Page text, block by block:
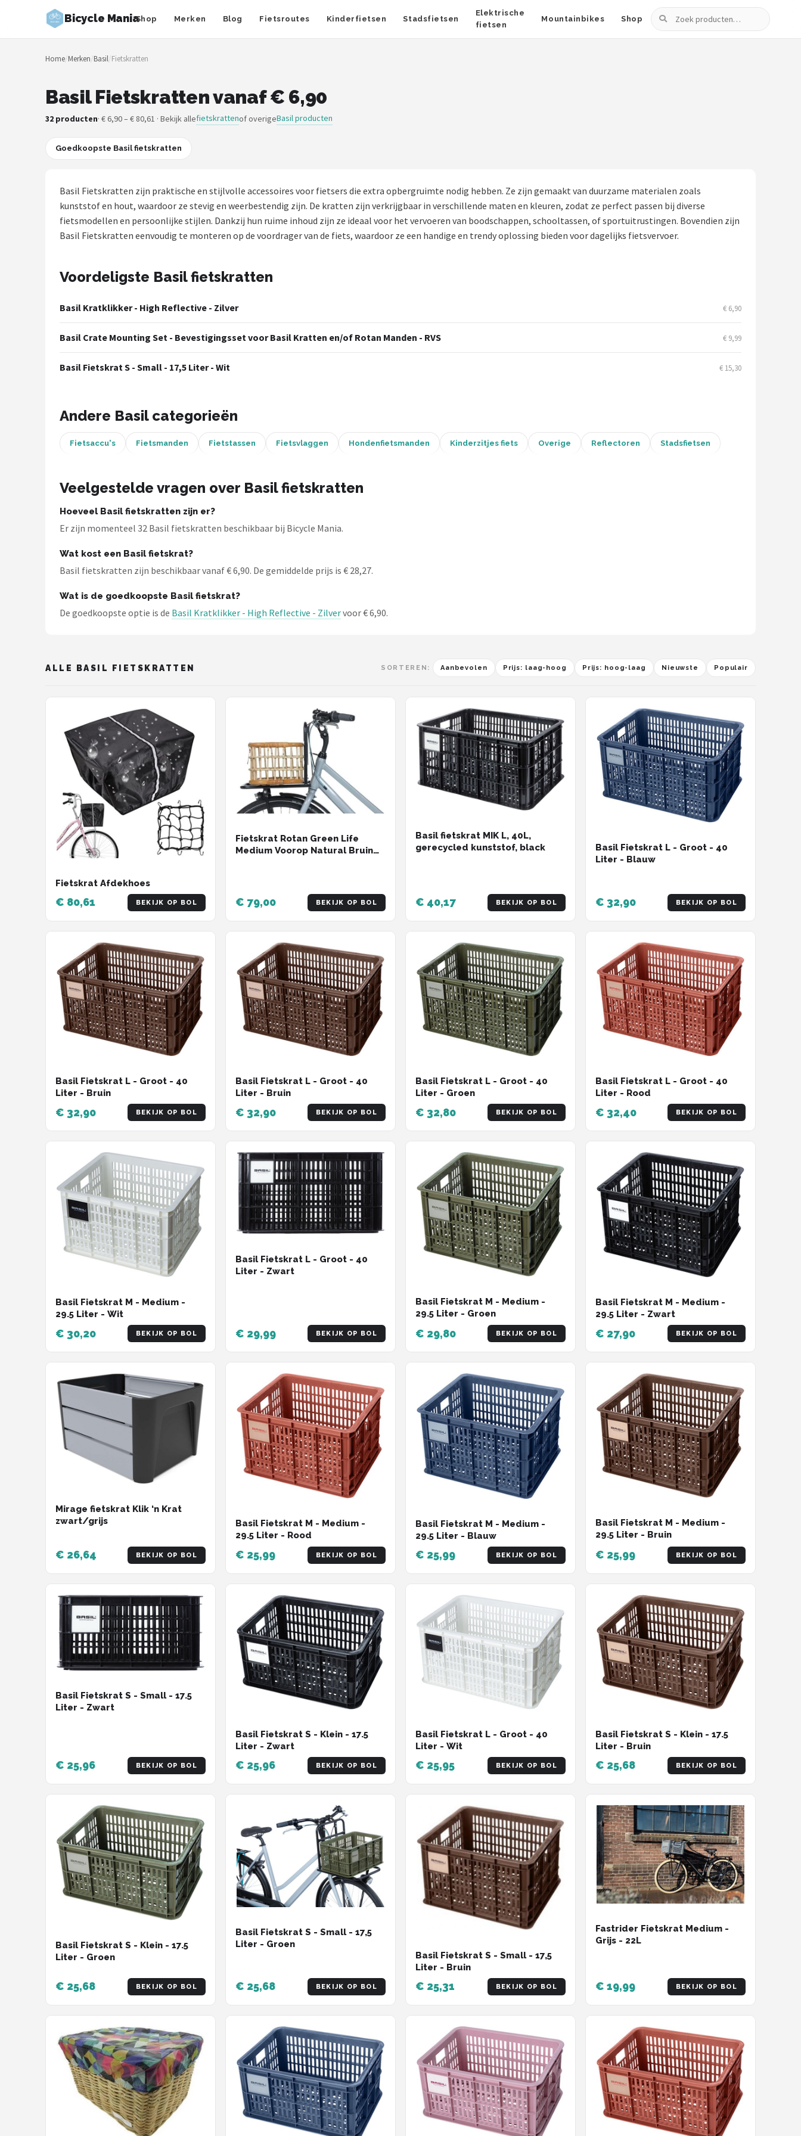
Bicycle ManiaShop Merken Blog Fietsroutes Kinderfietsen Stadsfietsen
Elektrische
fietsen
Mountainbikes Shop
Zoeken
Zoeken
NAVIGATIE
Merken
Kinderfietsen
Stadsfietsen
POPULAIRE MERKEN
BBB Cycling
Voltano
Shimano
Home/Merken/Basil/Fietskratten
Basil Fietskratten vanaf € 6,90
32 producten· € 6,90 – € 80,61 · Bekijk allefietskrattenof overigeBasil producten
Goedkoopste Basil fietskratten
Basil Fietskratten zijn praktische en stijlvolle accessoires voor fietsers die extra opbergruimte nodig hebben. Ze zijn gemaakt van duurzame materialen zoals
kunststof en hout, waardoor ze stevig en weerbestendig zijn. De kratten zijn verkrijgbaar in verschillende maten en kleuren, zodat ze perfect passen bij diverse
fietsmodellen en persoonlijke stijlen. Dankzij hun ruime inhoud zijn ze ideaal voor het vervoeren van boodschappen, schooltassen, of sportuitrustingen. Bovendien zijn
Basil Fietskratten eenvoudig te monteren op de voordrager van de fiets, waardoor ze een handige en trendy oplossing bieden voor dagelijks fietsvervoer.
Voordeligste Basil fietskratten
Basil Kratklikker - High Reflective - Zilver € 6,90
Basil Crate Mounting Set - Bevestigingsset voor Basil Kratten en/of Rotan Manden - RVS € 9,99
Basil Fietskrat S - Small - 17,5 Liter - Wit € 15,30
Andere Basil categorieën
Fietsaccu's Fietsmanden Fietstassen Fietsvlaggen Hondenfietsmanden Kinderzitjes fiets Overige Reflectoren Stadsfietsen
Veelgestelde vragen over Basil fietskratten
Hoeveel Basil fietskratten zijn er?
Er zijn momenteel 32 Basil fietskratten beschikbaar bij Bicycle Mania.
Wat kost een Basil fietskrat?
Basil fietskratten zijn beschikbaar vanaf € 6,90. De gemiddelde prijs is € 28,27.
Wat is de goedkoopste Basil fietskrat?
De goedkoopste optie is de Basil Kratklikker - High Reflective - Zilvervoor € 6,90.
ALLE BASIL FIETSKRATTEN SORTEREN: Aanbevolen Prijs: laag-hoog Prijs: hoog-laag Nieuwste Populair
Fietskrat Afdekhoes
€ 80,61 BEKIJK OP BOL
Fietskrat Rotan Green Life
Medium Voorop Natural Bruin
€ 79,00 BEKIJK OP BOL
Basil fietskrat MIK L, 40L,
gerecycled kunststof, black
€ 40,17 BEKIJK OP BOL
Basil Fietskrat L - Groot - 40
Liter - Blauw
€ 32,90 BEKIJK OP BOL
Basil Fietskrat L - Groot - 40
Liter - Bruin
€ 32,90 BEKIJK OP BOL
Basil Fietskrat L - Groot - 40
Liter - Bruin
€ 32,90 BEKIJK OP BOL
Basil Fietskrat L - Groot - 40
Liter - Groen
€ 32,80 BEKIJK OP BOL
Basil Fietskrat L - Groot - 40
Liter - Rood
€ 32,40 BEKIJK OP BOL
Basil Fietskrat M - Medium -
29.5 Liter - Wit
€ 30,20 BEKIJK OP BOL
Basil Fietskrat L - Groot - 40
Liter - Zwart
€ 29,99 BEKIJK OP BOL
Basil Fietskrat M - Medium -
29.5 Liter - Groen
€ 29,80 BEKIJK OP BOL
Basil Fietskrat M - Medium -
29.5 Liter - Zwart
€ 27,90 BEKIJK OP BOL
Mirage fietskrat Klik ‘n Krat
zwart/grijs
€ 26,64 BEKIJK OP BOL
Basil Fietskrat M - Medium -
29.5 Liter - Rood
€ 25,99 BEKIJK OP BOL
Basil Fietskrat M - Medium -
29.5 Liter - Blauw
€ 25,99 BEKIJK OP BOL
Basil Fietskrat M - Medium -
29.5 Liter - Bruin
€ 25,99 BEKIJK OP BOL
Basil Fietskrat S - Small - 17.5
Liter - Zwart
€ 25,96 BEKIJK OP BOL
Basil Fietskrat S - Klein - 17.5
Liter - Zwart
€ 25,96 BEKIJK OP BOL
Basil Fietskrat L - Groot - 40
Liter - Wit
€ 25,95 BEKIJK OP BOL
Basil Fietskrat S - Klein - 17.5
Liter - Bruin
€ 25,68 BEKIJK OP BOL
Basil Fietskrat S - Klein - 17.5
Liter - Groen
€ 25,68 BEKIJK OP BOL
Basil Fietskrat S - Small - 17,5
Liter - Groen
€ 25,68 BEKIJK OP BOL
Basil Fietskrat S - Small - 17,5
Liter - Bruin
€ 25,31 BEKIJK OP BOL
Fastrider Fietskrat Medium -
Grijs - 22L
€ 19,99 BEKIJK OP BOL